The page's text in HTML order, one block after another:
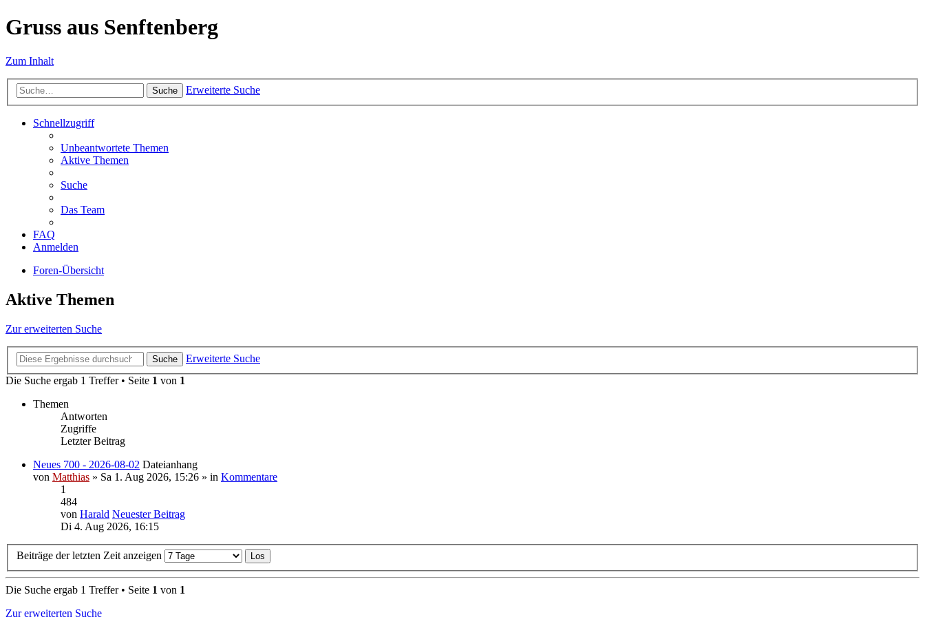
Gruss aus Senftenberg
Zum Inhalt
Suche Erweiterte Suche
Schnellzugriff
Unbeantwortete Themen
Aktive Themen
Suche
Das Team
FAQ
Anmelden
Foren-Übersicht
Aktive Themen
Zur erweiterten Suche
Suche
Erweiterte Suche
Die Suche ergab 1 Treffer • Seite 1 von 1
Themen
Antworten
Zugriffe
Letzter Beitrag
Neues 700 - 2026-08-02 Dateianhang
von Matthias » Sa 1. Aug 2026, 15:26 » in Kommentare
1
484
von Harald Neuester Beitrag
Di 4. Aug 2026, 16:15
Beiträge der letzten Zeit anzeigen
Die Suche ergab 1 Treffer • Seite 1 von 1
Zur erweiterten Suche